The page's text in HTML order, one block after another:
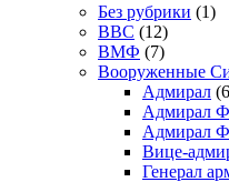
Без рубрики (1)
ВВС (12)
ВМФ (7)
Вооруженные
Адмирал
Адмирал
Адмирал
Вице-
Генерал